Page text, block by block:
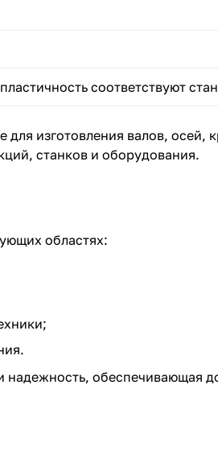
соответствуют
изготовления валов, осей,
станков и оборудования.
областях:
обеспечивающая